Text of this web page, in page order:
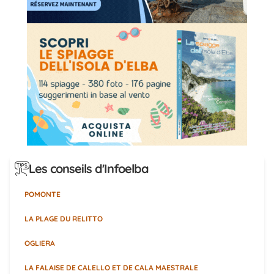
Les conseils d'Infoelba
POMONTE
LA PLAGE DU RELITTO
OGLIERA
LA FALAISE DE CALELLO ET DE CALA MAESTRALE